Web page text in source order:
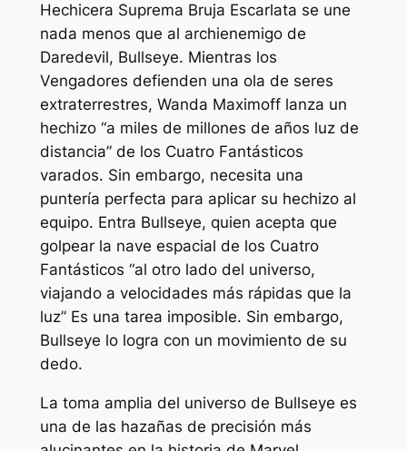
Hechicera Suprema Bruja Escarlata se une
nada menos que al archienemigo de
Daredevil, Bullseye. Mientras los
Vengadores defienden una ola de seres
extraterrestres, Wanda Maximoff lanza un
hechizo “a miles de millones de años luz de
distancia”de los Cuatro Fantásticos
varados. Sin embargo, necesita una
puntería perfecta para aplicar su hechizo al
equipo. Entra Bullseye, quien acepta que
golpear la nave espacial de los Cuatro
Fantásticos “al otro lado del universo,
viajando a velocidades más rápidas que la
luz”Es una tarea imposible. Sin embargo,
Bullseye lo logra con un movimiento de su
dedo.
La toma amplia del universo de Bullseye es
una de las hazañas de precisión más